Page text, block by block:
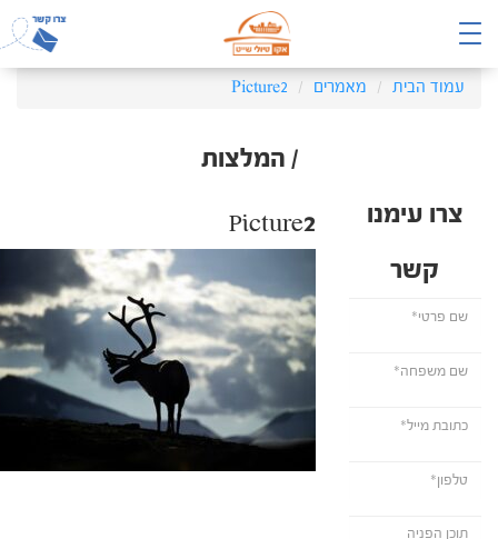
עמוד הבית מאמרים Picture2
/ המלצות
צרו עימנו
קשר
Picture2